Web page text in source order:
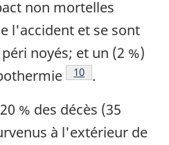
non mortelles
l'accident et se sont
noyés; et un (2 %)
Note de bas de
10 .
% des décès (35
à l'extérieur de